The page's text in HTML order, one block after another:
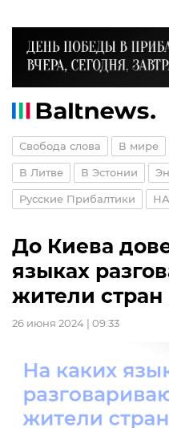
Свобода слова В мире
В Литве В Эстонии
Русские Прибалтики
До Киева
языках
жители стран
26 июня 2024 | 09:33